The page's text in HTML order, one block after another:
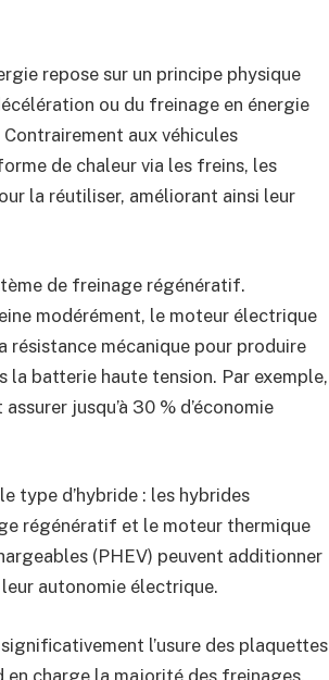
repose sur un principe physique
ou du freinage en énergie
aux véhicules
de chaleur via les freins, les
la réutiliser, améliorant ainsi leur
de freinage régénératif.
modérément, le moteur électrique
mécanique pour produire
batterie haute tension. Par exemple,
jusqu’à 30 % d’économie
type d’hybride : les hybrides
régénératif et le moteur thermique
(PHEV) peuvent additionner
autonomie électrique.
l’usure des plaquettes
charge la majorité des freinages,